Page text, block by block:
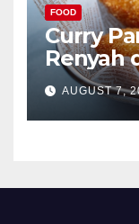
FOOD
Curry
Renyah
AUGUST 7,